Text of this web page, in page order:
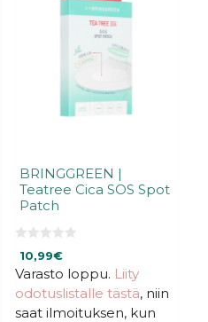
BRINGGREEN |
Teatree Cica SOS Spot
Patch
:
s
t
ä
10,99€
Varasto loppu. Liity
odotuslistalle tästä, niin
saat ilmoituksen, kun